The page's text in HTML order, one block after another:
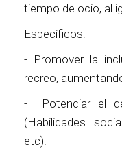
tiempo de ocio, al
Específicos:
- Promover la
recreo,
- Potenciar el
(Habilidades
etc).